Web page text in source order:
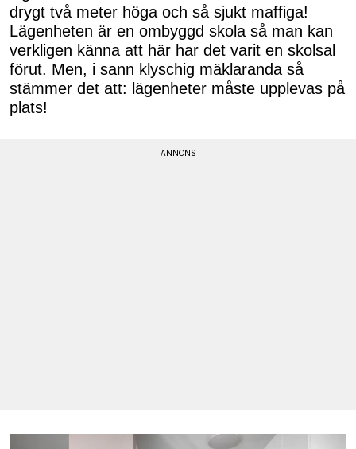
drygt två meter höga och så sjukt maffiga!
Lägenheten är en ombyggd skola så man kan
verkligen känna att här har det varit en skolsal
förut. Men, i sann klyschig mäklaranda så
stämmer det att: lägenheter måste upplevas på
plats!